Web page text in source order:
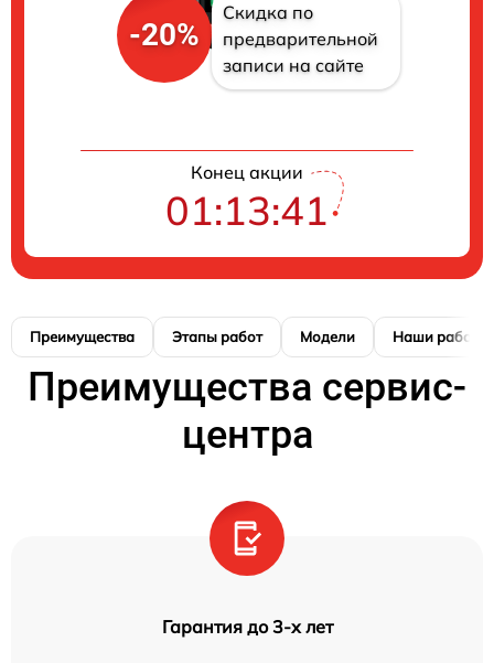
-20%
Скидка по
предварительной
записи на сайте
Конец акции
01:13:41
Преимущества Этапы работ Модели Наши работы
Преимущества сервис-
центра
Гарантия до 3-х лет